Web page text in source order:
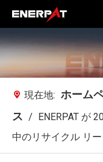
現在地: ホーム
ス / ENERPAT が
中のリサイクル リ